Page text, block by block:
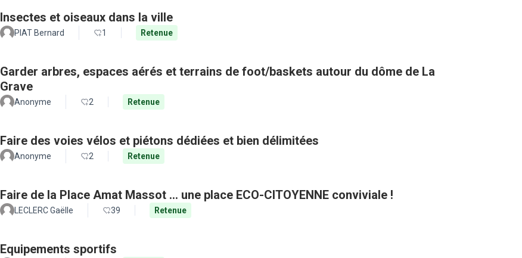
Insectes et oiseaux dans la ville
PIAT Bernard 1 Retenue
Garder arbres, espaces aérés et terrains de foot/baskets autour du dôme de La
Grave
Anonyme 2 Retenue
Faire des voies vélos et piétons dédiées et bien délimitées
Anonyme 2 Retenue
Faire de la Place Amat Massot ... une place ECO-CITOYENNE conviviale !
LECLERC Gaëlle 39 Retenue
Equipements sportifs